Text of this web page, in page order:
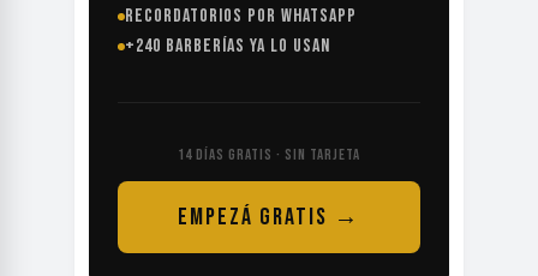
RECORDATORIOS POR WHATSAPP
+240 BARBERÍAS YA LO USAN
14 DÍAS GRATIS · SIN TARJETA
EMPEZÁ GRATIS →